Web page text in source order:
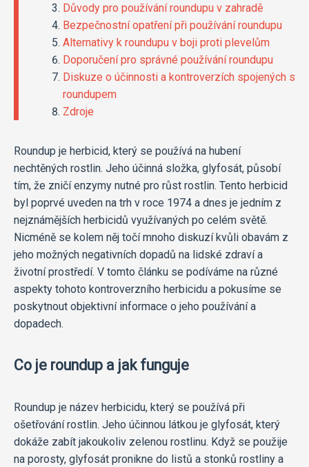
Důvody pro používání roundupu v zahradě
Bezpečnostní opatření při používání roundupu
Alternativy k roundupu v boji proti plevelům
Doporučení pro správné používání roundupu
Diskuze o účinnosti a kontroverzích spojených s
roundupem
Zdroje
Roundup je herbicid, který se používá na hubení
nechtěných rostlin. Jeho účinná složka, glyfosát, působí
tím, že zničí enzymy nutné pro růst rostlin. Tento herbicid
byl poprvé uveden na trh v roce 1974 a dnes je jedním z
nejznámějších herbicidů využívaných po celém světě.
Nicméně se kolem něj točí mnoho diskuzí kvůli obavám z
jeho možných negativních dopadů na lidské zdraví a
životní prostředí. V tomto článku se podíváme na různé
aspekty tohoto kontroverzního herbicidu a pokusíme se
poskytnout objektivní informace o jeho používání a
dopadech.
Co je roundup a jak funguje
Roundup je název herbicidu, který se používá při
ošetřování rostlin. Jeho účinnou látkou je glyfosát, který
dokáže zabít jakoukoliv zelenou rostlinu. Když se použije
na porosty, glyfosát pronikne do listů a stonků rostliny a